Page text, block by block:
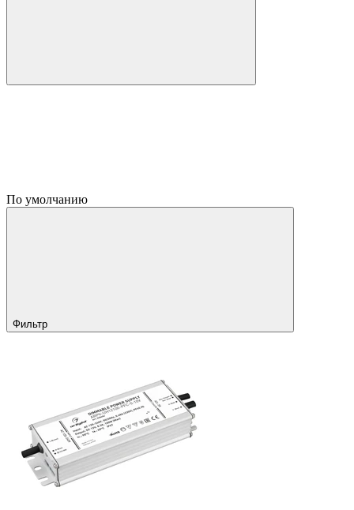
По умолчанию
Фильтр